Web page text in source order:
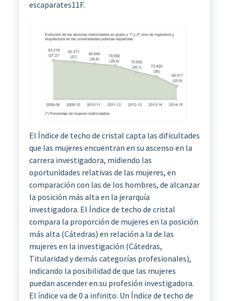
escaparates11F.
El Índice de techo de cristal capta las dificultades
que las mujeres encuentran en su ascenso en la
carrera investigadora, midiendo las
oportunidades relativas de las mujeres, en
comparación con las de los hombres, de alcanzar
la posición más alta en la jerarquía
investigadora. El Índice de techo de cristal
compara la proporción de mujeres en la posición
más alta (Cátedras) en relación a la de las
mujeres en la investigación (Cátedras,
Titularidad y demás categorías profesionales),
indicando la posibilidad de que las mujeres
puedan ascender en su profesión investigadora.
El índice va de 0 a infinito. Un Índice de techo de